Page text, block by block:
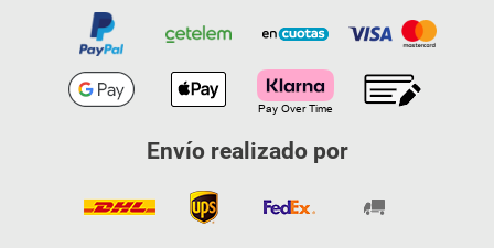
Envío realizado por